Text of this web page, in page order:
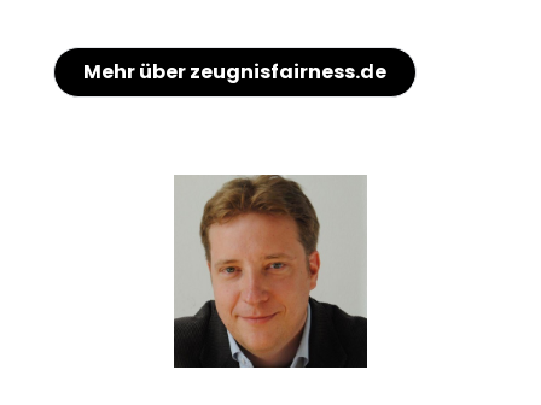
Mehr über zeugnisfairness.de